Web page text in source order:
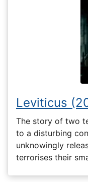
Leviticus
The story of two
to a disturbing
unknowingly
terrorises their